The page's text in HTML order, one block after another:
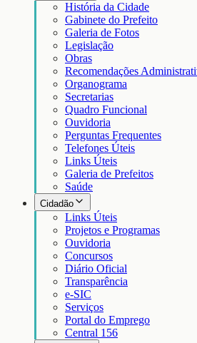
História da Cidade
Gabinete do Prefeito
Galeria de Fotos
Legislação
Obras
Recomendações
Organograma
Secretarias
Quadro Funcional
Ouvidoria
Perguntas Frequentes
Telefones Úteis
Links Úteis
Galeria de Prefeitos
Saúde
Cidadão
Links Úteis
Projetos e Programas
Ouvidoria
Concursos
Diário Oficial
Transparência
e-SIC
Serviços
Portal do Emprego
Central 156